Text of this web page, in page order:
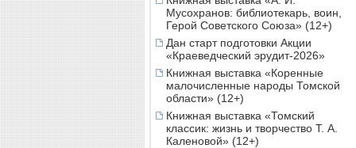
Мусохранов: библиотекарь, воин,
Герой Советского Союза» (12+)
Дан старт подготовки Акции
«Краеведческий эрудит-2026»
Книжная выставка «Коренные
малочисленные народы Томской
области» (12+)
Книжная выставка «Томский
классик: жизнь и творчество Т. А.
Каленовой» (12+)